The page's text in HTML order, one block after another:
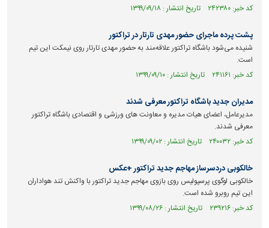
کد خبر: ۲۴۲۳۸۰ تاریخ انتشار : ۱۳۹۹/۰۹/۱۸
پشت پرده ماجرای حضور مهدی تارتار در تراکتور
شنیده می‌شود باشگاه تراکتور علاقه‌مند به حضور مهدی تارتار روی نیمکت این تیم
است.
کد خبر: ۲۴۱۱۶۱ تاریخ انتشار : ۱۳۹۹/۰۹/۱۰
مدیران جدید باشگاه تراکتور معرفی شدند
مدیرعامل، اعضای هیات مدیره و معاونت های ورزشی و اقتصادی باشگاه تراکتور
معرفی شدند.
کد خبر: ۲۴۰۰۳۲ تاریخ انتشار : ۱۳۹۹/۰۹/۰۲
خالکوبی دردسرساز مهاجم جدید تراکتور +عکس
خالکوبی لوگوی پرسپولیس روی بازوی مهاجم جدید تراکتور با واکنش تند هواداران
این تیم روبرو شده است.
کد خبر: ۲۳۹۲۱۶ تاریخ انتشار : ۱۳۹۹/۰۸/۲۶